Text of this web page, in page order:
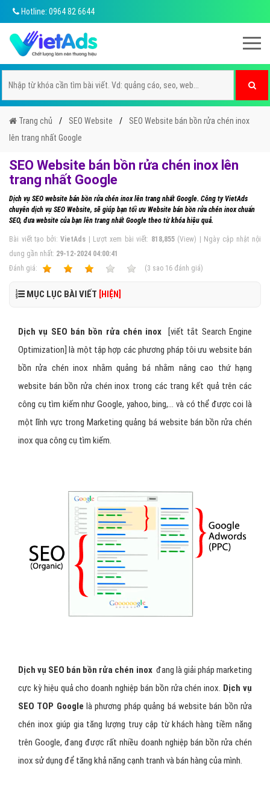
Hotline: 0964 82 6644
Trang chủ SEO Website
SEO Website bán bồn rửa chén inox
lên trang nhất Google
SEO Website bán bồn rửa chén inox lên
trang nhất Google
Dịch vụ SEO website bán bồn rửa chén inox lên trang nhất Google. Công ty VietAds
chuyên dịch vụ SEO Website, sẽ giúp bạn tối ưu Website bán bồn rửa chén inox chuẩn
SEO, đưa website của bạn lên trang nhất Google theo từ khóa hiệu quả.
Bài viết tạo bởi:VietAds | Lượt xem bài viết: 818,855(View) | Ngày cập nhật nội
dung gần nhất: 29-12-2024 04:00:41
Ðánh giá:
(3 sao 16 đánh giá)
MỤC LỤC BÀI VIẾT [HIỆN]
Dịch vụ SEO bán bồn rửa chén inox
[viết tắt Search Engine
Optimization] là một tập hợp các phương pháp tôi ưu website bán
bồn rửa chén inox nhằm quảng bá nhằm nâng cao thứ hạng
website bán bồn rửa chén inox trong các trang kết quả trên các
công cụ tìm kiếm như Google, yahoo, bing,... và có thể được coi là
một lĩnh vực trong Marketing quảng bá website bán bồn rửa chén
inox qua công cụ tìm kiếm.
Dịch vụ SEO bán bồn rửa chén inox đang là giải pháp marketing
cực kỳ hiệu quả cho doanh nghiệp bán bồn rửa chén inox. Dịch vụ
SEO TOP Google là phương pháp quảng bá website bán bồn rửa
chén inox giúp gia tăng lượng truy cập từ khách hàng tiềm năng
trên Google, đang được rất nhiều doanh nghiệp bán bồn rửa chén
inox sử dụng để tăng khả năng cạnh tranh và bán hàng của mình.